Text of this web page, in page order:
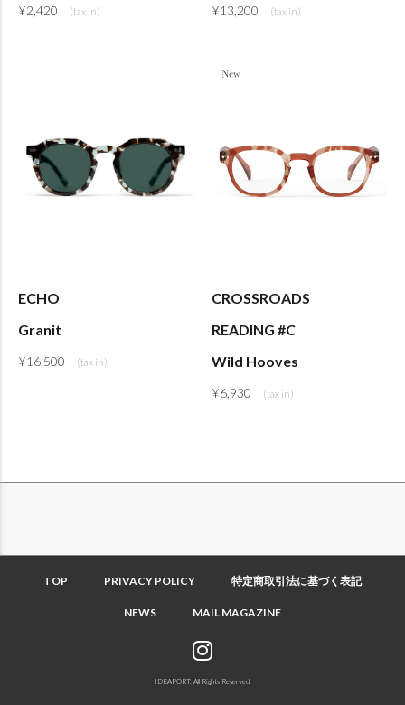
¥2,420 ¥13,200
ECHO
Granit
¥16,500
CROSSROADS
READING #C
Wild Hooves
¥6,930
TOP PRIVACY POLICY 特定商取引法に基づく表記
NEWS MAIL MAGAZINE
IDEAPORT. All Rights Reserved.